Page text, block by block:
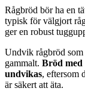
Rågbröd bör ha en
typisk för välgjort
ger en robust
Undvik rågbröd som
gammalt. Bröd med
undvikas, eftersom
är säkert att äta.